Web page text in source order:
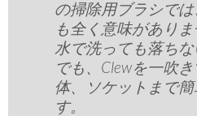
の掃除用ブラシで
も全く意味があり
水で洗っても落ちな
でも、Clewを一吹
体、ソケットまで
す。